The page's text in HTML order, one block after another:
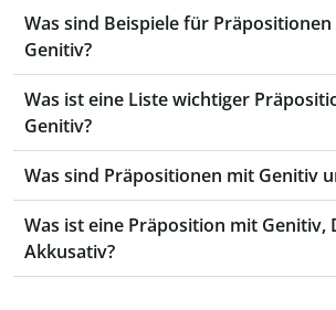
Was sind Beispiele für
Genitiv?
Was ist eine Liste wichtiger
Genitiv?
Was sind Präpositionen mit Genitiv
Was ist eine Präposition mit Genitiv,
Akkusativ?